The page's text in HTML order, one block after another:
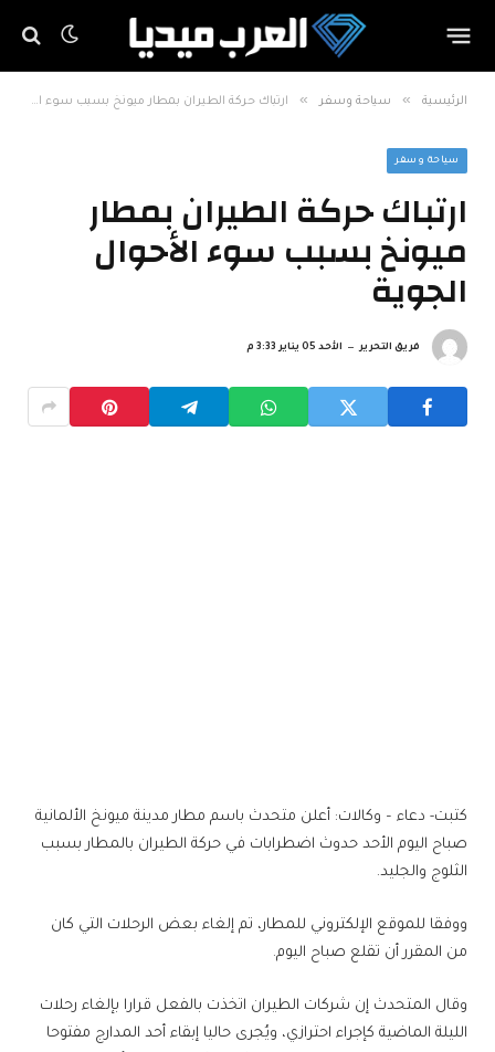
الرئيسية » سياحة وسفر » ارتباك حركة الطيران بمطار ميونخ بسبب سوء الأحوال الجوية
سياحة وسفر
ارتباك حركة الطيران بمطار
ميونخ بسبب سوء الأحوال
الجوية
فريق التحرير الأحد 05 يناير 3:33 م
كتبت- دعاء – وكالات: أعلن متحدث باسم مطار مدينة ميونخ الألمانية
صباح اليوم الأحد حدوث اضطرابات في حركة الطيران بالمطار بسبب
الثلوج والجليد.
ووفقا للموقع الإلكتروني للمطار، تم إلغاء بعض الرحلات التي كان
من المقرر أن تقلع صباح اليوم.
وقال المتحدث إن شركات الطيران اتخذت بالفعل قرارا بإلغاء رحلات
الليلة الماضية كإجراء احترازي، ويُجرى حاليا إبقاء أحد المدارج مفتوحا